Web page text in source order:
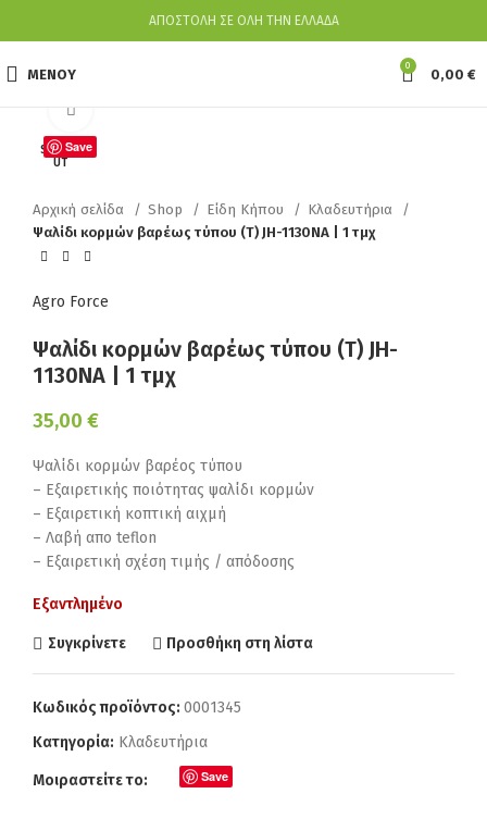
ΑΠΟΣΤΟΛΗ ΣΕ ΟΛΗ ΤΗΝ ΕΛΛΑΔΑ
ΜΕΝΟΥ
0
0,00 €
Save
SOLD O
UT
Αρχική σελίδα Shop Είδη Κήπου
Κλαδευτήρια
Ψαλίδι κορμών βαρέως τύπου (Τ) JH-1130ΝΑ | 1 τμχ
Agro Force
Ψαλίδι κορμών βαρέως τύπου (Τ) JH-
1130ΝΑ | 1 τμχ
35,00 €
Ψαλίδι κορμών βαρέος τύπου
– Εξαιρετικής ποιότητας ψαλίδι κορμών
– Εξαιρετική κοπτική αιχμή
– Λαβή απο teflon
– Εξαιρετική σχέση τιμής / απόδοσης
Εξαντλημένο
Συγκρίνετε Προσθήκη στη λίστα
Κωδικός προϊόντος: 0001345
Κατηγορία: Κλαδευτήρια
Μοιραστείτε το: Save